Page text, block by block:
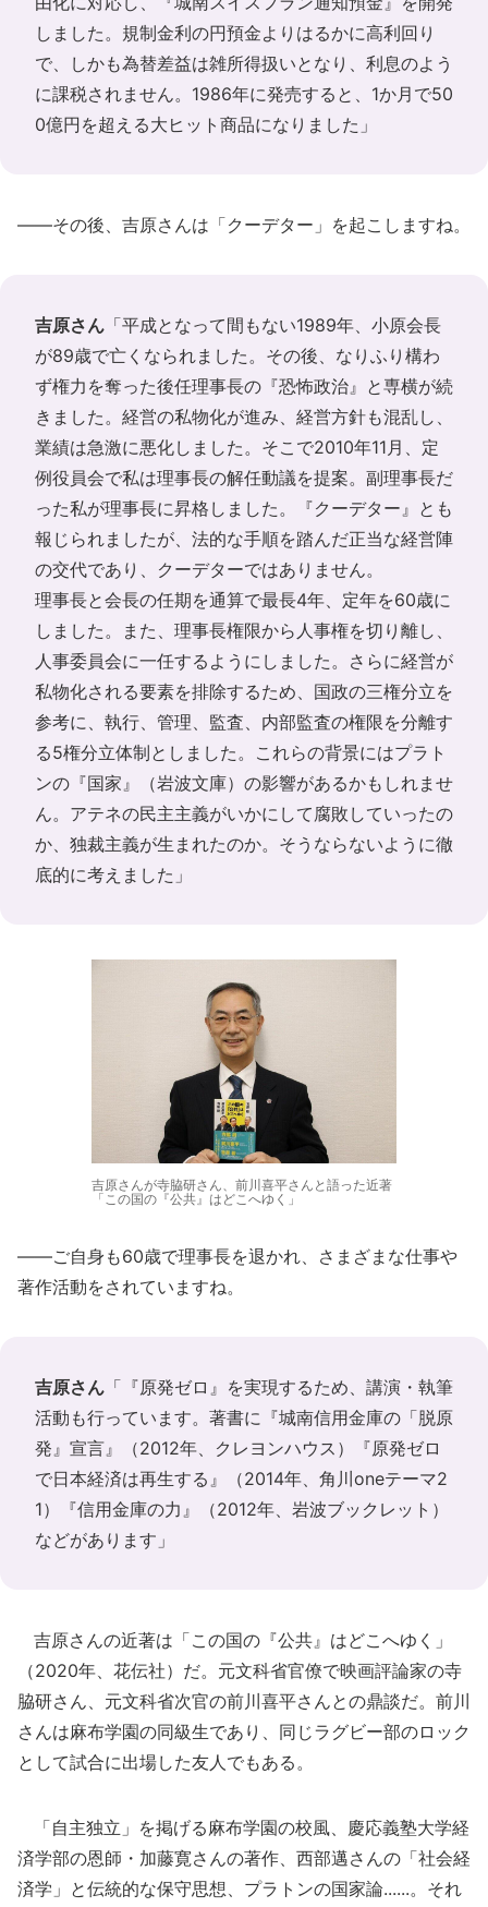
しました。規制金利の円預金よりはるかに高利回り
で、しかも為替差益は雑所得扱いとなり、利息のよう
に課税されません。1986年に発売すると、1か月で50
0億円を超える大ヒット商品になりました」
――その後、吉原さんは「クーデター」を起こしますね。
吉原さん 「平成となって間もない1989年、小原会長
が89歳で亡くなられました。その後、なりふり構わ
ず権力を奪った後任理事長の『恐怖政治』と専横が続
きました。経営の私物化が進み、経営方針も混乱し、
業績は急激に悪化しました。そこで2010年11月、定
例役員会で私は理事長の解任動議を提案。副理事長だ
った私が理事長に昇格しました。『クーデター』とも
報じられましたが、法的な手順を踏んだ正当な経営陣
の交代であり、クーデターではありません。
理事長と会長の任期を通算で最長4年、定年を60歳に
しました。また、理事長権限から人事権を切り離し、
人事委員会に一任するようにしました。さらに経営が
私物化される要素を排除するため、国政の三権分立を
参考に、執行、管理、監査、内部監査の権限を分離す
る5権分立体制としました。これらの背景にはプラト
ンの『国家』（岩波文庫）の影響があるかもしれませ
ん。アテネの民主主義がいかにして腐敗していったの
か、独裁主義が生まれたのか。そうならないように徹
底的に考えました」
吉原さんが寺脇研さん、前川喜平さんと語った近著
「この国の『公共』はどこへゆく」
――ご自身も60歳で理事長を退かれ、さまざまな仕事や
著作活動をされていますね。
吉原さん 「『原発ゼロ』を実現するため、講演・執筆
活動も行っています。著書に『城南信用金庫の「脱原
発』宣言』（2012年、クレヨンハウス）『原発ゼロ
で日本経済は再生する』（2014年、角川oneテーマ2
1）『信用金庫の力』（2012年、岩波ブックレット）
などがあります」
吉原さんの近著は「この国の『公共』はどこへゆく」
（2020年、花伝社）だ。元文科省官僚で映画評論家の寺
脇研さん、元文科省次官の前川喜平さんとの鼎談だ。前川
さんは麻布学園の同級生であり、同じラグビー部のロック
として試合に出場した友人でもある。
「自主独立」を掲げる麻布学園の校風、慶応義塾大学経
済学部の恩師・加藤寛さんの著作、西部邁さんの「社会経
済学」と伝統的な保守思想、プラトンの国家論......。それ